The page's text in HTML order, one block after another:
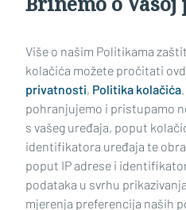
Više o našim Politikama
kolačića možete pročitati
privatnosti, Politika kolačića
pohranjujemo i pristupamo
s vašeg uređaja, poput
identifikatora uređaja te
poput IP adrese i
podataka u svrhu
mjerenja preferencija naših